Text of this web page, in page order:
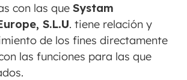
con las que Systam
S.L.U. tiene relación y
de los fines directamente
las funciones para las que